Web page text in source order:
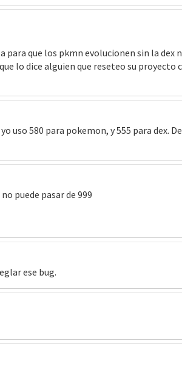
que los pkmn evolucionen sin la dex
lo dice alguien que reseteo su proyecto
uso 580 para pokemon, y 555 para dex.
puede pasar de 999
ese bug.